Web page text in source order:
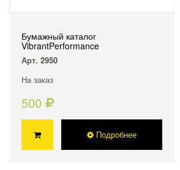
Бумажный каталог
VibrantPerformance
Арт. 2950
На заказ
500
Подробнее